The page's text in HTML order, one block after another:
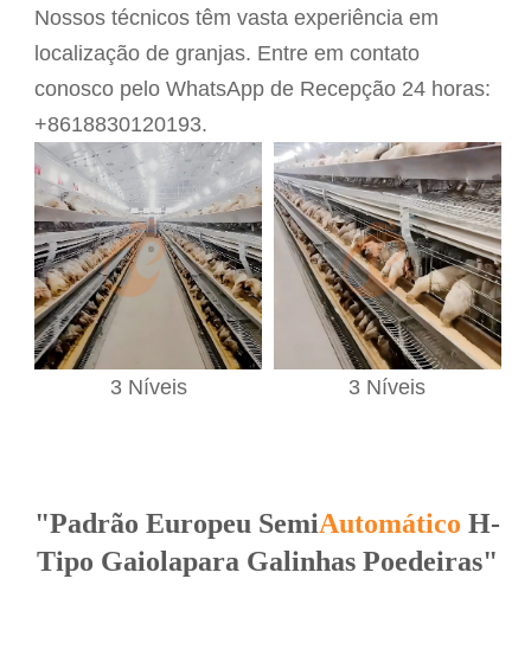
Nossos técnicos têm vasta experiência em
localização de granjas. Entre em contato
conosco pelo WhatsApp de Recepção 24 horas:
+8618830120193.
3 Níveis 3 Níveis
"Padrão Europeu SemiAutomático H-
Tipo Gaiolapara Galinhas Poedeiras"